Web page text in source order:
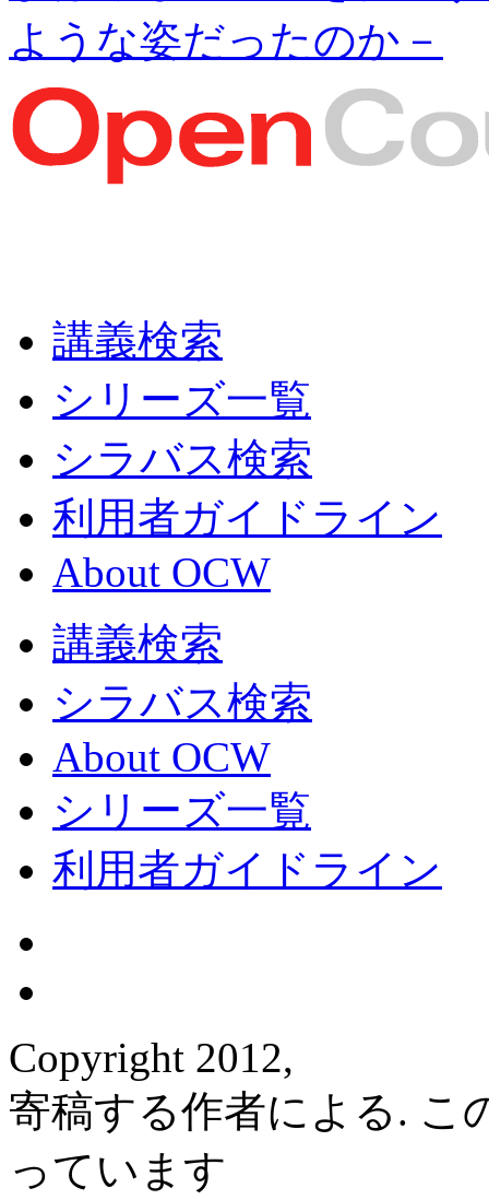
ような姿だったのか－
講義検索
シリーズ一覧
シラバス検索
利用者ガイドライン
About OCW
講義検索
シラバス検索
About OCW
シリーズ一覧
利用者ガイドライン
Copyright 2012,
寄稿する作者による. こ
っています